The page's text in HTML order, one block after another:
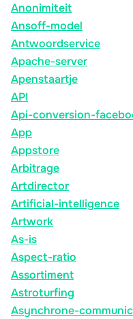
Anonimiteit
Ansoff-model
Antwoordservice
Apache-server
Apenstaartje
API
Api-conversion-
App
Appstore
Arbitrage
Artdirector
Artificial-intelligence
Artwork
As-is
Aspect-ratio
Assortiment
Astroturfing
Asynchrone-